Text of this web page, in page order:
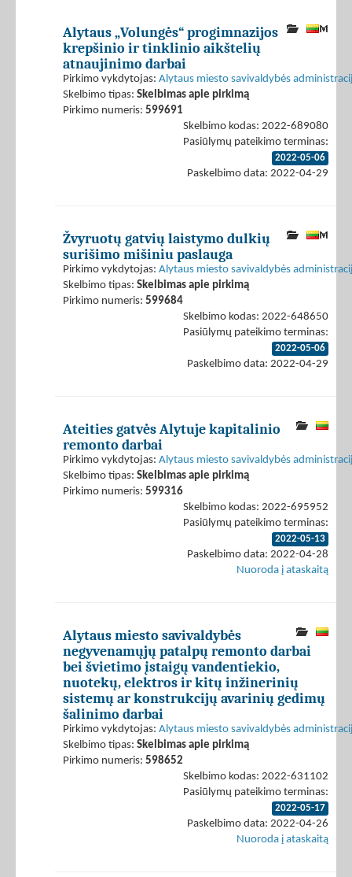
Alytaus „Volungės“ progimnazijos
krepšinio ir tinklinio aikštelių
atnaujinimo darbai
Pirkimo vykdytojas: Alytaus miesto savivaldybės
Skelbimo tipas: Skelbimas apie pirkimą
Pirkimo numeris: 599691
Skelbimo kodas: 2022-689080
Pasiūlymų pateikimo terminas:
2022-05-06
Paskelbimo data: 2022-04-29
Žvyruotų gatvių laistymo dulkių
surišimo mišiniu paslauga
Pirkimo vykdytojas: Alytaus miesto savivaldybės
Skelbimo tipas: Skelbimas apie pirkimą
Pirkimo numeris: 599684
Skelbimo kodas: 2022-648650
Pasiūlymų pateikimo terminas:
2022-05-06
Paskelbimo data: 2022-04-29
Ateities gatvės Alytuje kapitalinio
remonto darbai
Pirkimo vykdytojas: Alytaus miesto savivaldybės
Skelbimo tipas: Skelbimas apie pirkimą
Pirkimo numeris: 599316
Skelbimo kodas: 2022-695952
Pasiūlymų pateikimo terminas:
2022-05-13
Paskelbimo data: 2022-04-28
Nuoroda į ataskaitą
Alytaus miesto savivaldybės
negyvenamųjų patalpų remonto darbai
bei švietimo įstaigų vandentiekio,
nuotekų, elektros ir kitų inžinerinių
sistemų ar konstrukcijų avarinių gedimų
šalinimo darbai
Pirkimo vykdytojas: Alytaus miesto savivaldybės
Skelbimo tipas: Skelbimas apie pirkimą
Pirkimo numeris: 598652
Skelbimo kodas: 2022-631102
Pasiūlymų pateikimo terminas:
2022-05-17
Paskelbimo data: 2022-04-26
Nuoroda į ataskaitą